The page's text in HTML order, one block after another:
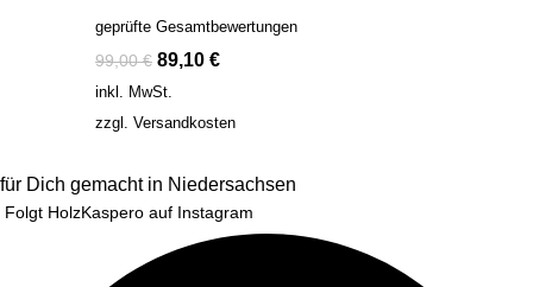
geprüfte Gesamtbewertungen
99,00€ 89,10 €
inkl. MwSt.
zzgl. Versandkosten
für Dich gemacht in Niedersachsen
Folgt HolzKaspero auf Instagram